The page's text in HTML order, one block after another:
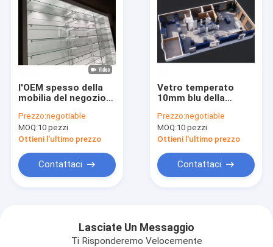
Vetrina dell'esposizione del telefono cellulare
Armadietti di esposizione ottici del negozio
Vetrina di vetro dell'esposizione
Orologio visualizzare vetrina
Scaffali di esposizione della scarpa
Espositore della borsa
Mobilia del negozio del fumo
l'OEM spesso della
mobilia del negozio
9mm ha
impiallacciato il
legno solido
Prezzo:negotiable
MOQ:10 pezzi
Ottieni l'ultimo prezzo
Contattaci
Vetro temperato
10mm blu della
del fumo di
progettazione del
monomero
Prezzo:negotiable
MOQ:10 pezzi
Ottieni l'ultimo prezzo
Contattaci
Lasciate Un Messaggio
Ti Risponderemo Velocemente